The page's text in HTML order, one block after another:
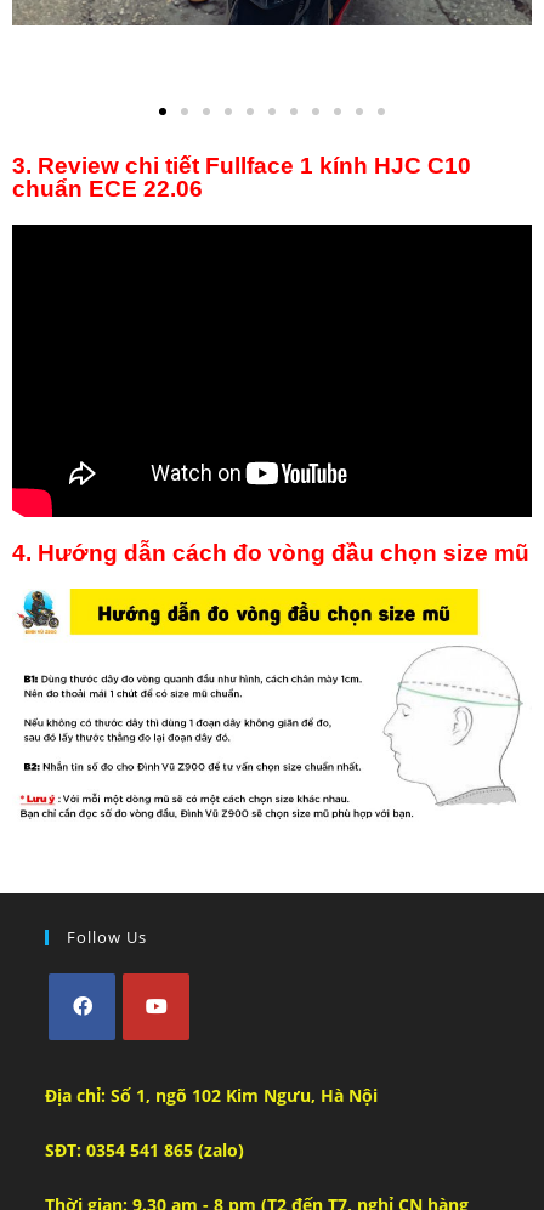
3. Review chi tiết Fullface 1 kính HJC C10
chuẩn ECE 22.06
4. Hướng dẫn cách đo vòng đầu chọn size mũ
Follow Us
Địa chỉ: Số 1, ngõ 102 Kim Ngưu, Hà Nội
SĐT: 0354 541 865 (zalo)
Thời gian: 9.30 am - 8 pm (T2 đến T7, nghỉ CN hàng